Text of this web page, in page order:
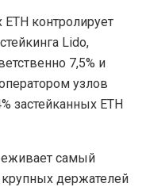
контролирует
Lido,
7,5% и
узлов
застейканных ETH
самый
держателей